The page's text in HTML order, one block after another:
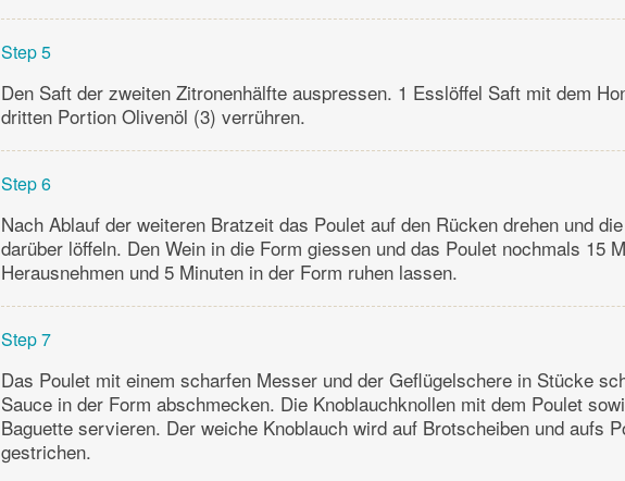
Step 5
Den Saft der zweiten Zitronenhälfte auspressen. 1 Esslöffel Saft mit dem
dritten Portion Olivenöl (3) verrühren.
Step 6
Nach Ablauf der weiteren Bratzeit das Poulet auf den Rücken drehen und
darüber löffeln. Den Wein in die Form giessen und das Poulet nochmals 15
Herausnehmen und 5 Minuten in der Form ruhen lassen.
Step 7
Das Poulet mit einem scharfen Messer und der Geflügelschere in Stücke
Sauce in der Form abschmecken. Die Knoblauchknollen mit dem Poulet
Baguette servieren. Der weiche Knoblauch wird auf Brotscheiben und aufs
gestrichen.